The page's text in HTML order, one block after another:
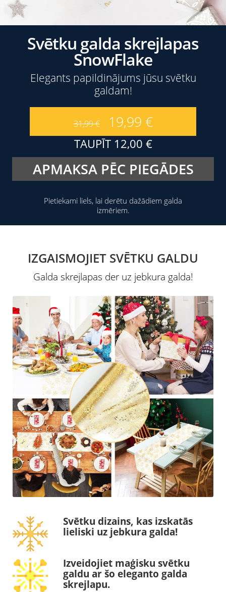
Svētku galda skrejlapas
SnowFlake
Elegants papildinājums jūsu svētku
galdam!
31,99€ 19,99 €
TAUPĪT 12,00 €
APMAKSA PĒC PIEGĀDES
Pietiekami liels, lai derētu dažādiem galda
izmēriem.
IZGAISMOJIET SVĒTKU GALDU
Galda skrejlapas der uz jebkura galda!
Svētku dizains, kas izskatās
lieliski uz jebkura galda!
Izveidojiet maģisku svētku
galdu ar šo eleganto galda
skrejlapu.